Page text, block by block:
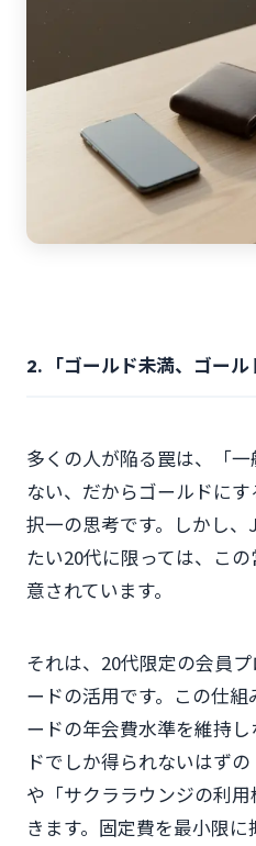
2. 「ゴールド未満、ゴー
多くの人が陥る罠は、「
ない、だからゴールドに
択一の思考です。しかし
たい20代に限っては、こ
意されています。
それは、20代限定の会員
ードの活用です。この仕
ードの年会費水準を維持
ドでしか得られないはずの
や「サクララウンジの利
きます。固定費を最小限